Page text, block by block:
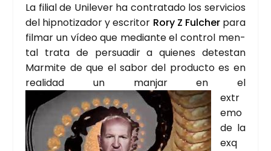
La filial de Uni­le­ver ha con­tra­ta­do los ser­vi­cios
del hip­no­ti­za­dor y escri­tor Rory Z Ful­cherpara
fil­mar un vídeo que median­te el con­trol men­
tal tra­ta de per­sua­dir a quie­nes detes­tan
Mar­mi­te de que el sabor del pro­duc­to es en
reali­dad un man­jar en el
extr
e­mo
de la
exq